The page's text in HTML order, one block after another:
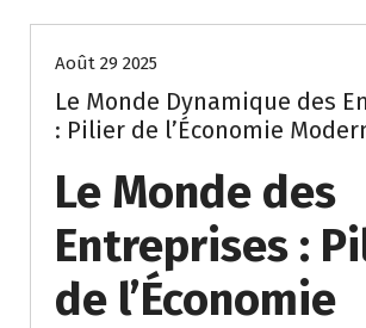
Août 29 2025
Le Monde Dynamique des
: Pilier de l’Économie
Le Monde des
Entreprises :
de l’Économie